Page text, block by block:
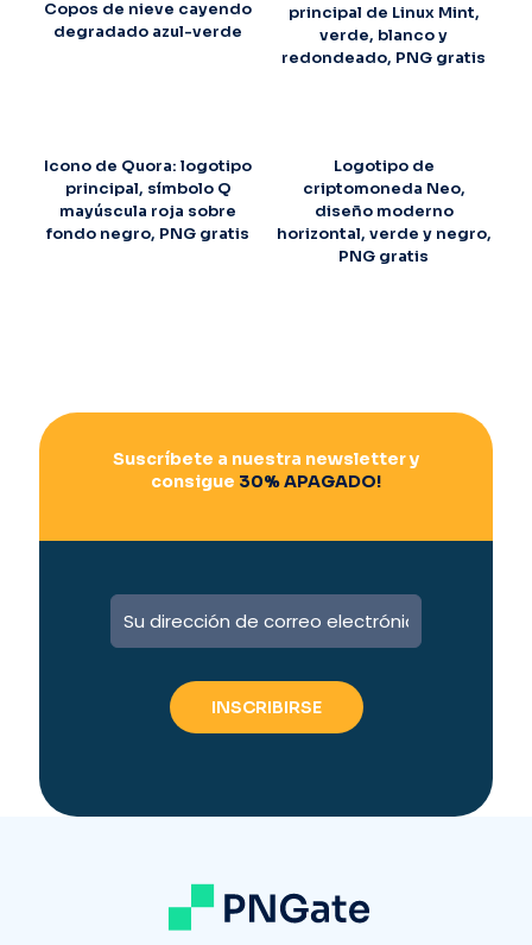
Copos de nieve cayendo
degradado azul-verde
principal de Linux Mint,
verde, blanco y
redondeado, PNG gratis
Icono de Quora: logotipo
principal, símbolo Q
mayúscula roja sobre
fondo negro, PNG gratis
Logotipo de
criptomoneda Neo,
diseño moderno
horizontal, verde y negro,
PNG gratis
Suscríbete a nuestra newsletter y
consigue 30% APAGADO!